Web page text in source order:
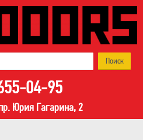
04-95
Юрия Гагарина, 2